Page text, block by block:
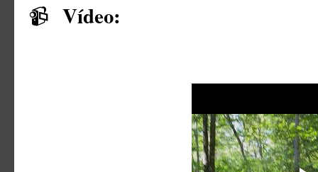
📹 Vídeo: